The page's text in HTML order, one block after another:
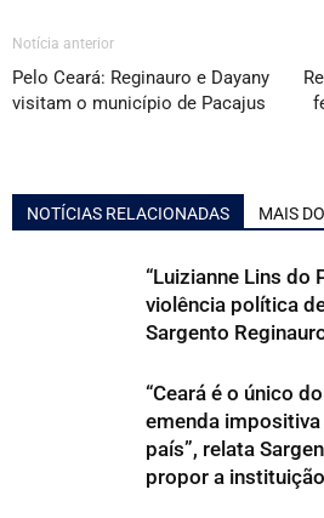
Notícia anterior
Pelo Ceará: Reginauro e Dayany
visitam o município de Pacajus
NOTÍCIAS RELACIONADAS MAIS
“Luizianne Lins do
violência política
Sargento
“Ceará é o único
emenda
país”, relata
propor a